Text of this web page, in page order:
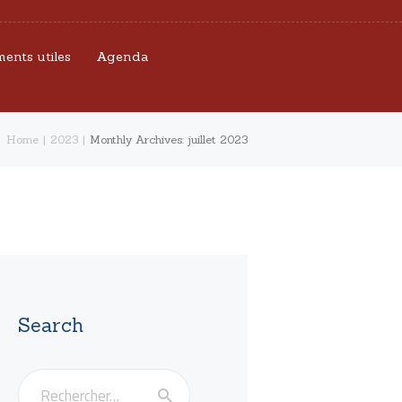
utiles
Agenda
Home 2023 Monthly Archives: juillet 2023
Search
Rechercher :